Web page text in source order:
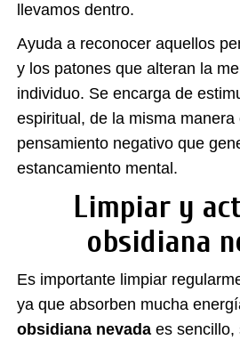
llevamos dentro.
Ayuda a reconocer aquellos
y los patones que alteran la
individuo. Se encarga de
espiritual, de la misma manera
pensamiento negativo que
estancamiento mental.
Limpiar y
obsidiana
Es importante limpiar
ya que absorben mucha
obsidiana nevada es sencillo,